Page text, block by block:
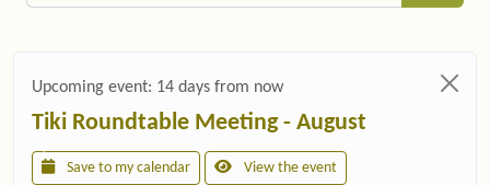
Upcoming event: 14 days from now
Tiki Roundtable Meeting - August
Save to my calendar View the event